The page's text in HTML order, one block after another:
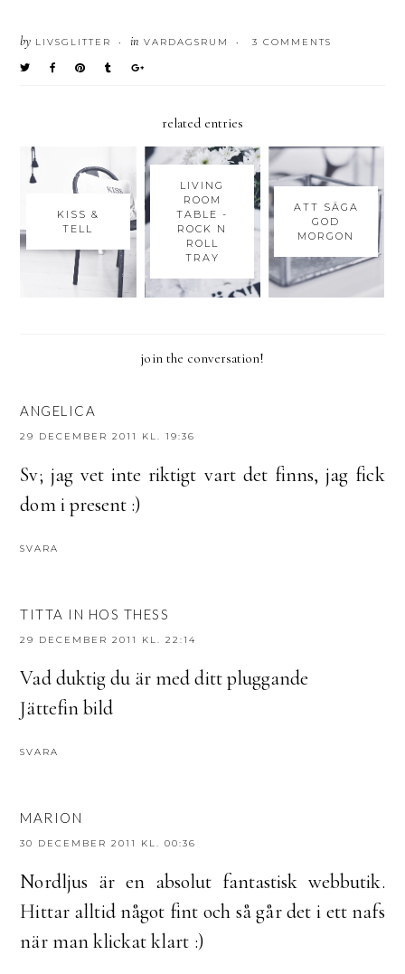
by LIVSGLITTER • in VARDAGSRUM • 3 COMMENTS
related entries
KISS &
TELL
LIVING
ROOM
TABLE -
ROCK N
ROLL
TRAY
ATT SÄGA
GOD
MORGON
join the conversation!
ANGELICA
29 DECEMBER 2011 KL. 19:36
Sv; jag vet inte riktigt vart det finns, jag fick
dom i present :)
SVARA
TITTA IN HOS THESS
29 DECEMBER 2011 KL. 22:14
Vad duktig du är med ditt pluggande
Jättefin bild
SVARA
MARION
30 DECEMBER 2011 KL. 00:36
Nordljus är en absolut fantastisk webbutik.
Hittar alltid något fint och så går det i ett nafs
när man klickat klart :)